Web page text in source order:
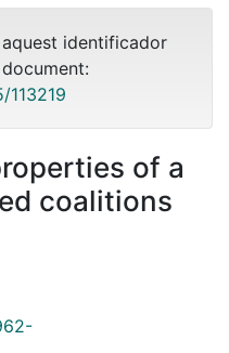
identificador
of a
coalitions